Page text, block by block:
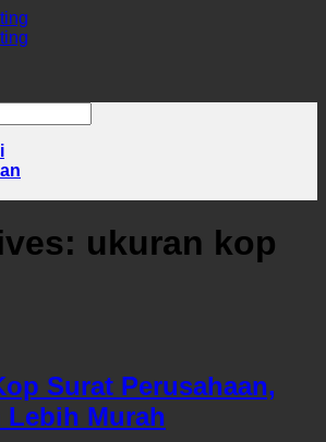
ukuran kop
Surat Perusahaan,
Lebih Murah